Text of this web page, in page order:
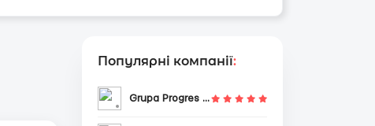
Популярні компанії:
Grupa Progres Sp. z o.o.